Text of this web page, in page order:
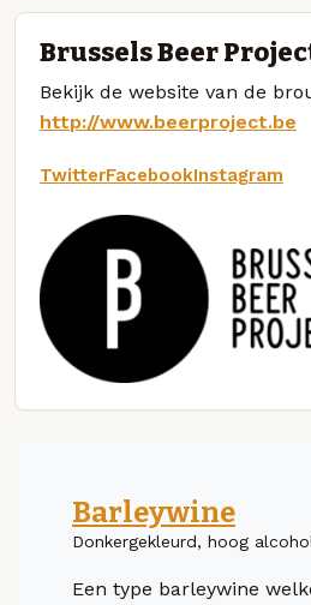
Brussels Beer
Bekijk de website van de
http://www.beerproject.be
TwitterFacebookInstagram
Barleywine
Donkergekleurd, hoog alcohol
Een type barleywine